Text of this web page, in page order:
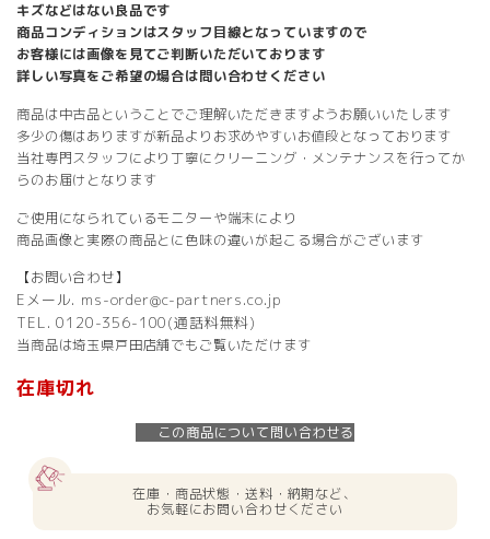
キズなどはない良品です
商品コンディションはスタッフ目線となっていますので
お客様には画像を見てご判断いただいております
詳しい写真をご希望の場合は問い合わせください
商品は中古品ということでご理解いただきますようお願いいたします
多少の傷はありますが新品よりお求めやすいお値段となっております
当社専門スタッフにより丁寧にクリーニング・メンテナンスを行ってか
らのお届けとなります
ご使用になられているモニターや端末により
商品画像と実際の商品とに色味の違いが起こる場合がございます
【お問い合わせ】
Eメール. ms-order@c-partners.co.jp
TEL. 0120-356-100(通話料無料)
当商品は埼玉県戸田店舗でもご覧いただけます
在庫切れ
この商品について問い合わせる
在庫・商品状態・送料・納期など、
お気軽にお問い合わせください